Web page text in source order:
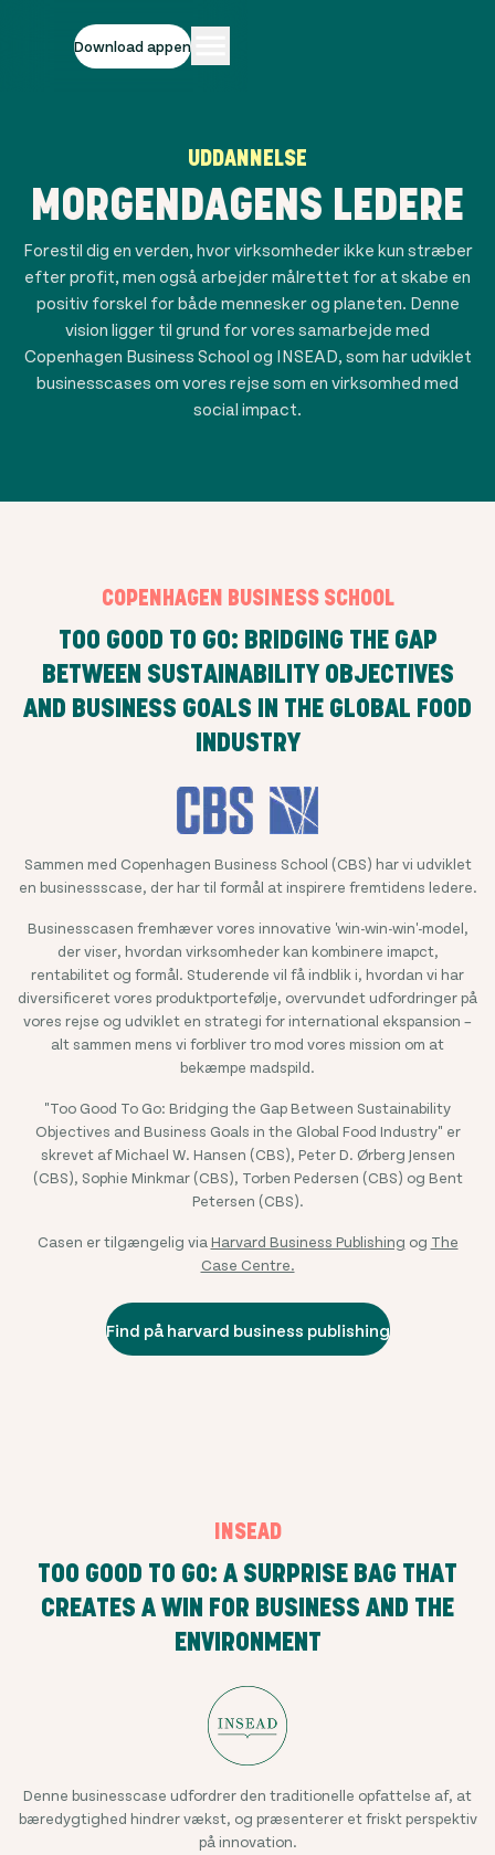
Download appen
UDDANNELSE
MORGENDAGENS LEDERE
Forestil dig en verden, hvor virksomheder ikke kun stræber
efter profit, men også arbejder målrettet for at skabe en
positiv forskel for både mennesker og planeten. Denne
vision ligger til grund for vores samarbejde med
Copenhagen Business School og INSEAD, som har udviklet
businesscases om vores rejse som en virksomhed med
social impact.
COPENHAGEN BUSINESS SCHOOL
TOO GOOD TO GO: BRIDGING THE GAP
BETWEEN SUSTAINABILITY OBJECTIVES
AND BUSINESS GOALS IN THE GLOBAL FOOD
INDUSTRY
Sammen med Copenhagen Business School (CBS) har vi udviklet
en businessscase, der har til formål at inspirere fremtidens ledere.
Businesscasen fremhæver vores innovative 'win-win-win'-model,
der viser, hvordan virksomheder kan kombinere imapct,
rentabilitet og formål. Studerende vil få indblik i, hvordan vi har
diversificeret vores produktportefølje, overvundet udfordringer på
vores rejse og udviklet en strategi for international ekspansion –
alt sammen mens vi forbliver tro mod vores mission om at
bekæmpe madspild.
"Too Good To Go: Bridging the Gap Between Sustainability
Objectives and Business Goals in the Global Food Industry" er
skrevet af Michael W. Hansen (CBS), Peter D. Ørberg Jensen
(CBS), Sophie Minkmar (CBS), Torben Pedersen (CBS) og Bent
Petersen (CBS).
Casen er tilgængelig via Harvard Business Publishing og The
Case Centre.
Find på harvard business publishing
INSEAD
TOO GOOD TO GO: A SURPRISE BAG THAT
CREATES A WIN FOR BUSINESS AND THE
ENVIRONMENT
Denne businesscase udfordrer den traditionelle opfattelse af, at
bæredygtighed hindrer vækst, og præsenterer et friskt perspektiv
på innovation.